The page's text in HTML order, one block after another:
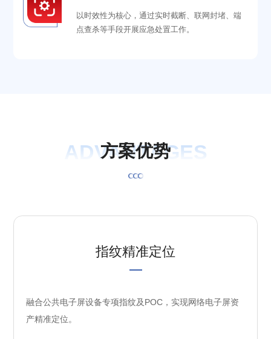
以时效性为核心，通过实时截断、联网封堵、端
点查杀等手段开展应急处置工作。
ADVANTAGES
方案优势
指纹精准定位
融合公共电子屏设备专项指纹及POC，实现网络电子屏资
产精准定位。